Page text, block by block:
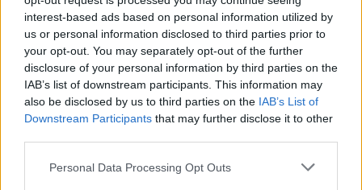
interest-based ads based on personal information utilized by
us or personal information disclosed to third parties prior to
your opt-out. You may separately opt-out of the further
disclosure of your personal information by third parties on the
IAB’s list of downstream participants. This information may
also be disclosed by us to third parties on the IAB’s List of
Downstream Participants that may further disclose it to other
Personal Data Processing Opt Outs